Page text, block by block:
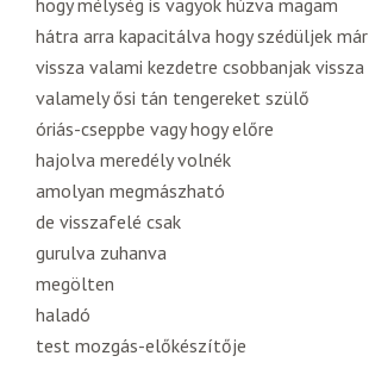
hogy mélység is vagyok húzva magam
hátra arra kapacitálva hogy szédüljek már
vissza valami kezdetre csobbanjak vissza
valamely ősi tán tengereket szülő
óriás-cseppbe vagy hogy előre
hajolva meredély volnék
amolyan megmászható
de visszafelé csak
gurulva zuhanva
megölten
haladó
test mozgás-előkészítője